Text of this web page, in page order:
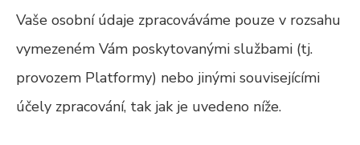
Vaše osobní údaje zpracováváme pouze v rozsahu
vymezeném Vám poskytovanými službami (tj.
provozem Platformy) nebo jinými souvisejícími
účely zpracování, tak jak je uvedeno níže.